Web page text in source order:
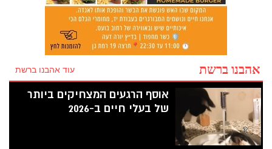
אהבנו ברשת עוד אהבנו ברשת
אוסף הרגעים המצחיקים ביותר
של בעלי חיים ב-2026